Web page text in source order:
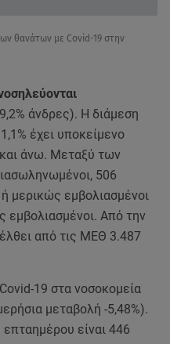
θανάτων με Covid-19 στην
άνδρες). Η διάμεση
έχει υποκείμενο
άνω. Μεταξύ των
506
ή μερικώς εμβολιασμένοι
εμβολιασμένοι. Από την
από τις ΜΕΘ 3.487
19 στα νοσοκομεία
μεταβολή -5,48%).
είναι 446